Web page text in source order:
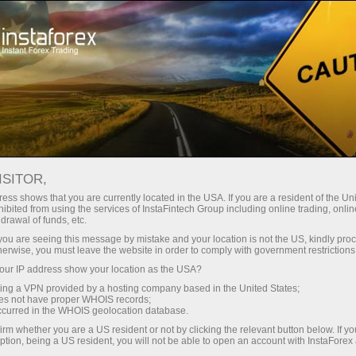
Промоакції Конкурси Девайси у подарунок
Виграйте гаджет
Apple або Samsung!
iPhone, iPad, Samsung або Galaxy Tab ─ один
із цих крутих девайсів може стати вашим.
Просто приєднуйтесь до нашого розіграшу
та випробуйте свою вдачу!
shows that you are currently located in the USA. If you are a resident of the
from using the services of InstaFintech Group including online trading,
of funds, etc.
are seeing this message by mistake and your location is not the US, kindly
you must leave the website in order to comply with government
IP address show your location as the USA?
a VPN provided by a hosting company based in the United States;
not have proper WHOIS records;
in the WHOIS geolocation database.
whether you are a US resident or not by clicking the relevant button below. If
being a US resident, you will not be able to open an account with InstaForex